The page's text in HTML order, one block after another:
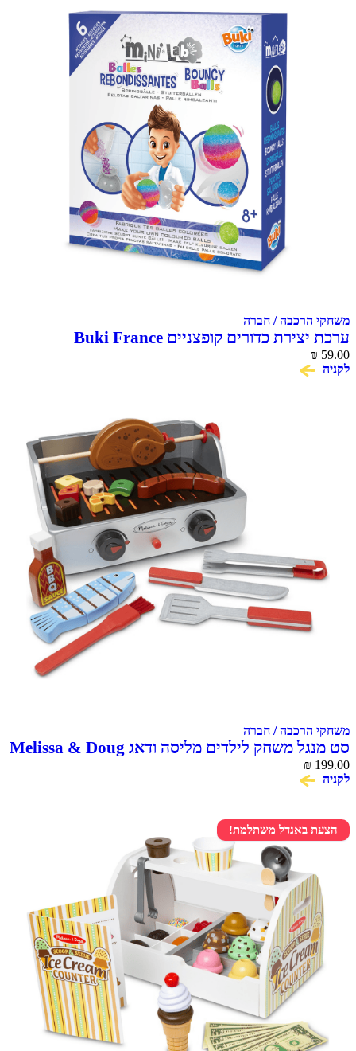
משחקי הרכבה / חברה
ערכת יצירת כדורים קופצניים Buki France
₪ 59.00
לקניה
משחקי הרכבה / חברה
סט מנגל משחק לילדים מליסה ודאג Melissa & Doug
₪ 199.00
לקניה
הצעת באנדל משתלמת!